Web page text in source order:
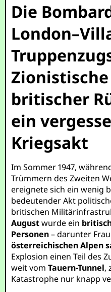
Die
britischer
ein
Kriegsakt
Im Sommer 1947,
Trümmern des Zweiten
ereignete sich ein wenig
bedeutender Akt
britischen
Augustwurde ein
Personen– darunter
österreichischen Alpen
Explosion einen Teil des
weit vomTauern-Tunnel,
Katastrophe nur knapp